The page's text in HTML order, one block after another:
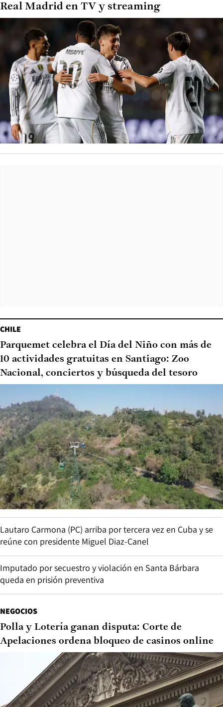
Real Madrid en TV y streaming
CHILE
Parquemet celebra el Día del Niño con más de
10 actividades gratuitas en Santiago: Zoo
Nacional, conciertos y búsqueda del tesoro
Lautaro Carmona (PC) arriba por tercera vez en Cuba y se
reúne con presidente Miguel Diaz-Canel
Imputado por secuestro y violación en Santa Bárbara
queda en prisión preventiva
NEGOCIOS
Polla y Lotería ganan disputa: Corte de
Apelaciones ordena bloqueo de casinos online